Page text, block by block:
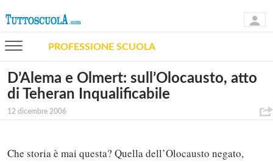
PROFESSIONE SCUOLA
D’Alema e Olmert: sull’Olocausto, atto
di Teheran Inqualificabile
12 dicembre 2006
Che storia è mai questa? Quella dell’Olocausto negato,